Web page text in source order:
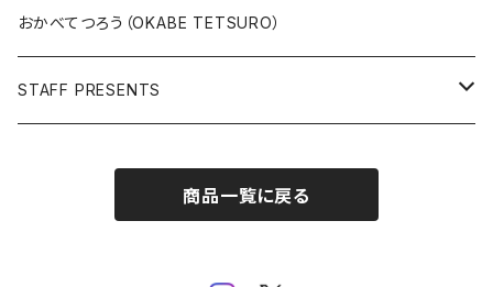
版上サイン【新作】
SPIDER MAN
BATMAN
人気作品TOP5
複製原画
おかべてつろう（OKABE TETSURO）
STAFF PRESENTS
商品一覧に戻る